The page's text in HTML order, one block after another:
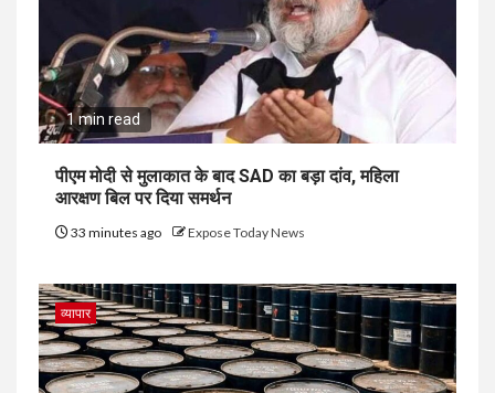
1 min read
पीएम मोदी से मुलाकात के बाद SAD का बड़ा दांव, महिला
आरक्षण बिल पर दिया समर्थन
33 minutes ago Expose Today News
व्यापार